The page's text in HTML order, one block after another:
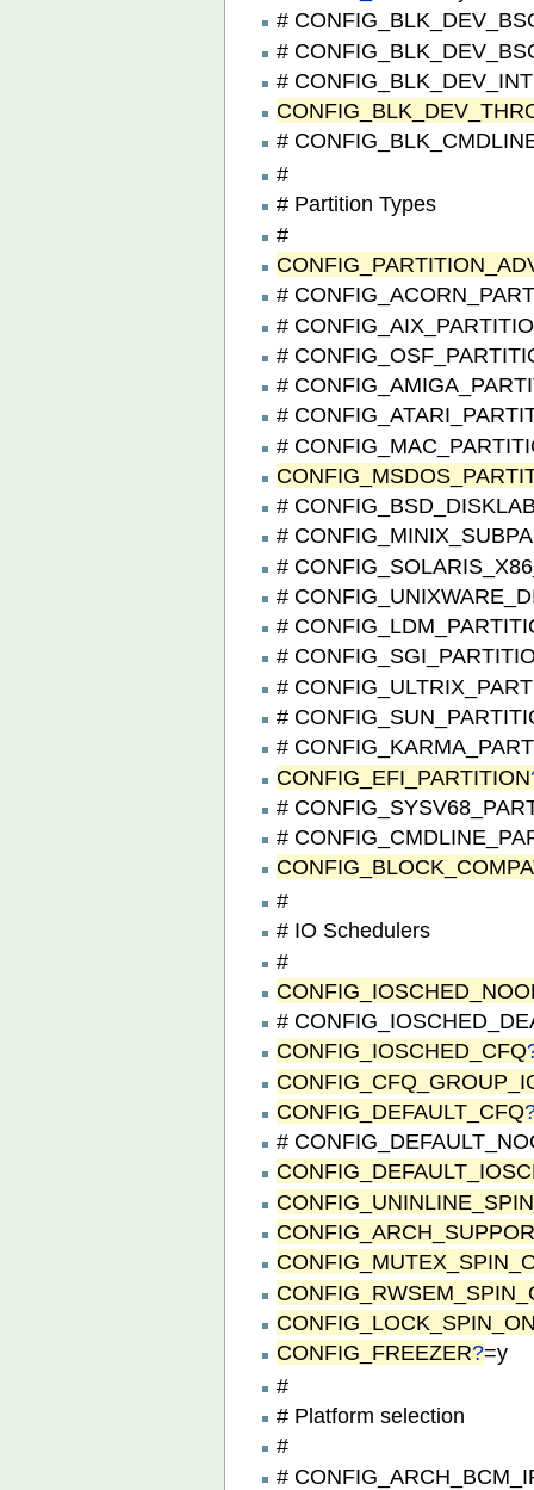
#
#
#
#
#
# Partition Types
#
#
#
#
#
#
#
#
#
#
#
#
#
#
#
#
CONFIG_EFI_PARTITION
#
#
#
# IO Schedulers
#
#
CONFIG_IOSCHED_CFQ
CONFIG_DEFAULT_CFQ
#
CONFIG_FREEZER?=y
#
# Platform selection
#
#